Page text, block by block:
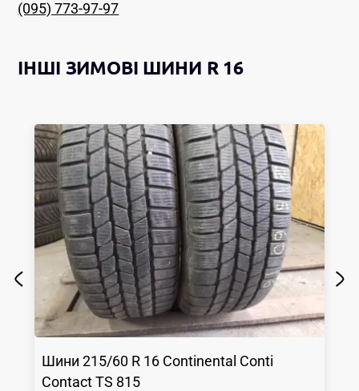
(095) 773-97-97
ІНШІ ЗИМОВІ ШИНИ R 16
Шини215/60 R 16 Continental Conti
Contact TS 815